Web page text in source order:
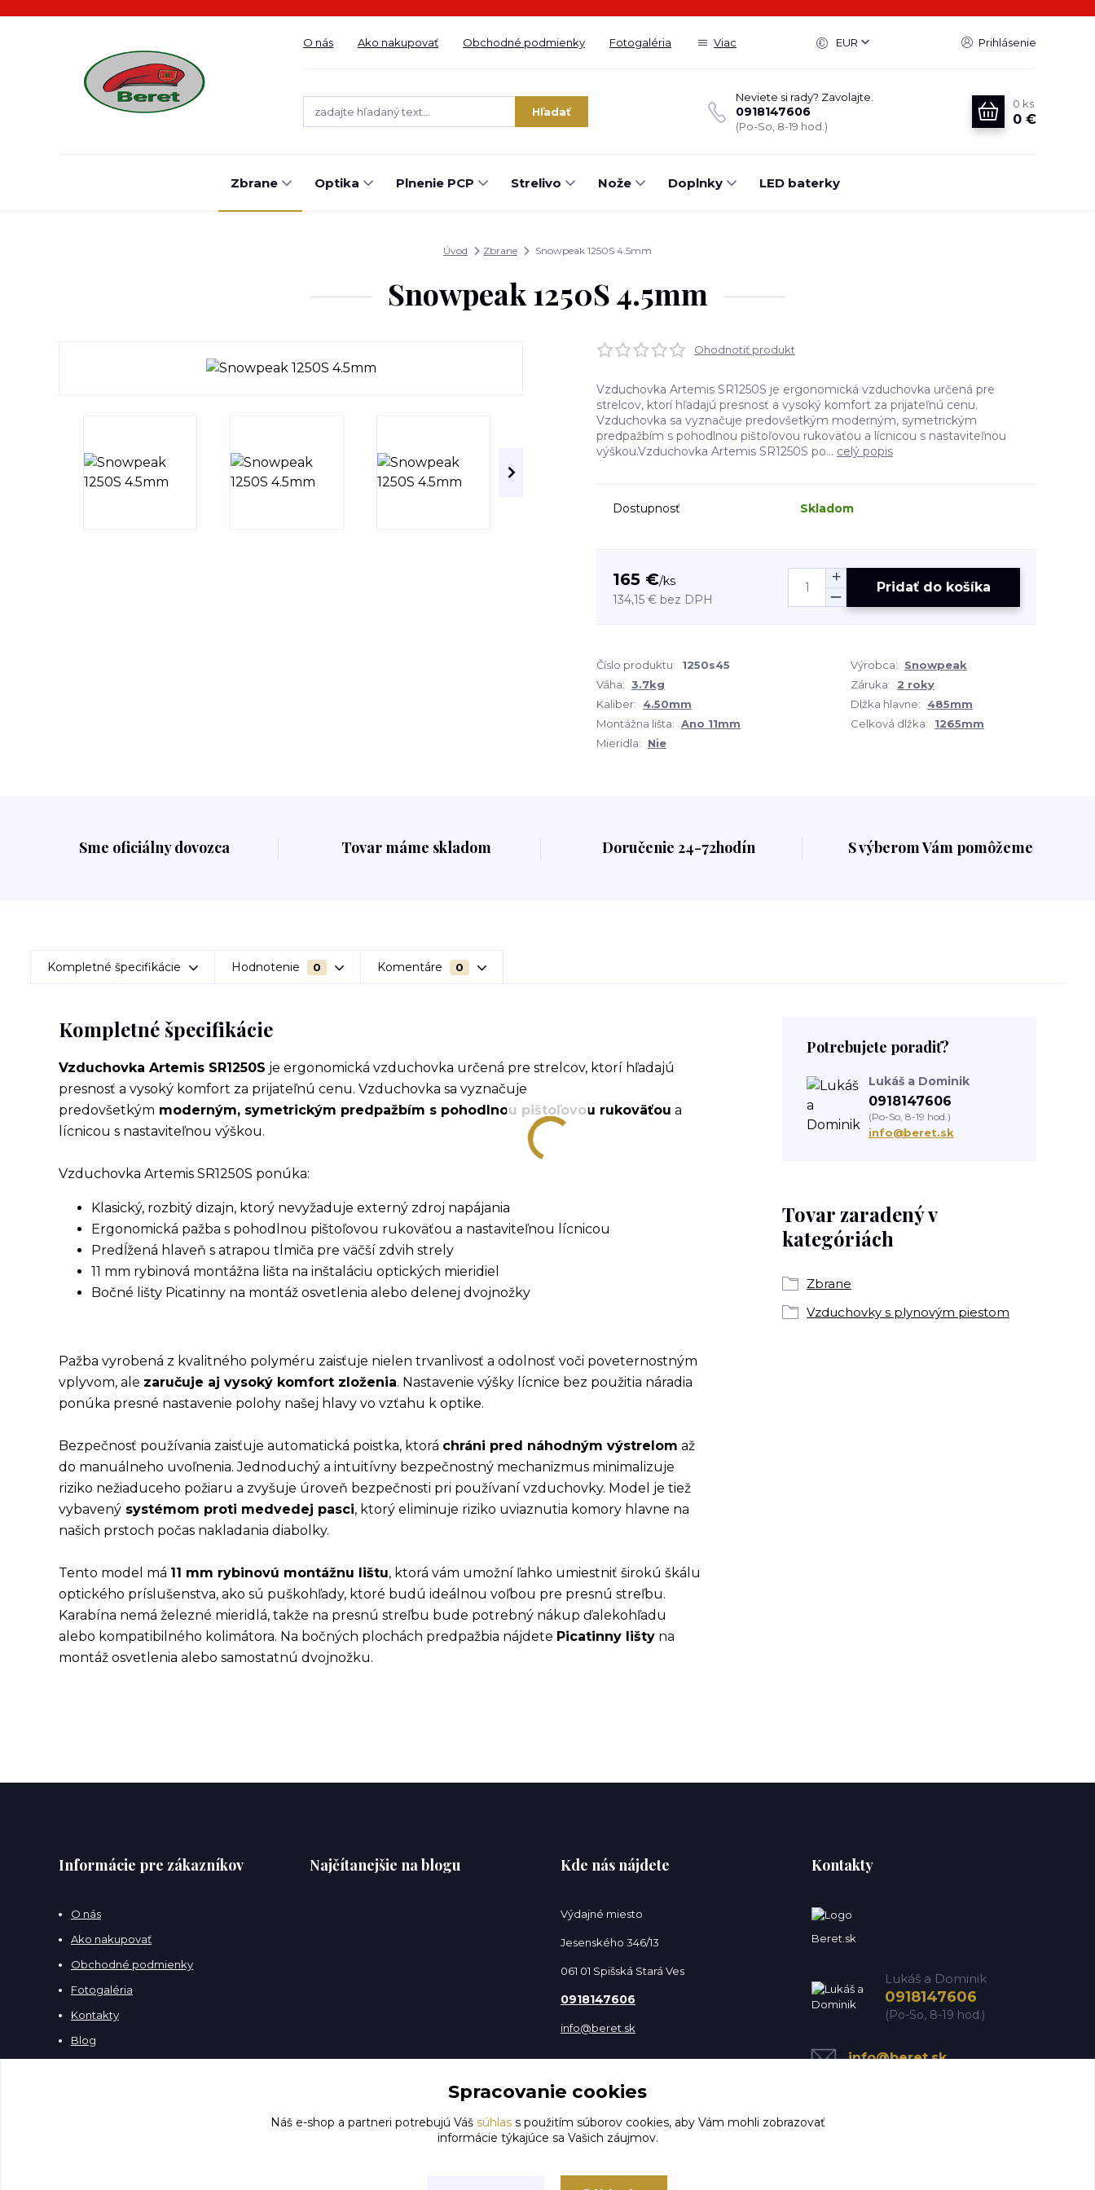
O nás Ako nakupovať Obchodné podmienky Fotogaléria Viac EUR Prihlásenie
Hľadať
Neviete si rady? Zavolajte.
0918147606
(Po-So, 8-19 hod.)
0 ks
0 €
Zbrane Optika Plnenie PCP Strelivo Nože Doplnky LED baterky
Úvod Zbrane Snowpeak 1250S 4.5mm
Snowpeak 1250S 4.5mm
Ohodnotiť produkt
Vzduchovka Artemis SR1250S je ergonomická vzduchovka určená pre
strelcov, ktorí hľadajú presnosť a vysoký komfort za prijateľnú cenu.
Vzduchovka sa vyznačuje predovšetkým moderným, symetrickým
predpažbím s pohodlnou pištoľovou rukoväťou a lícnicou s nastaviteľnou
výškou.Vzduchovka Artemis SR1250S po... celý popis
Dostupnosť Skladom
165 €/ks
134,15 € bez DPH
Pridať do košíka
Číslo produktu: 1250s45 Výrobca:
Snowpeak
Váha: 3.7kg Záruka:
2 roky
Kaliber:
4.50mm Dlžka hlavne:
485mm
Montážna lišta: Ano 11mm Celková dlžka:
1265mm
Mieridla:
Nie
Sme oficiálny dovozca Tovar máme skladom Doručenie 24-72hodín S výberom Vám pomôžeme
Kompletné špecifikácie Hodnotenie 0 Komentáre 0
Kompletné špecifikácie
Vzduchovka Artemis SR1250S je ergonomická vzduchovka určená pre strelcov, ktorí hľadajú
presnosť a vysoký komfort za prijateľnú cenu. Vzduchovka sa vyznačuje
predovšetkým moderným, symetrickým predpažbím s pohodlnou pištoľovou rukoväťou a
lícnicou s nastaviteľnou výškou.
Vzduchovka Artemis SR1250S ponúka:
Klasický, rozbitý dizajn, ktorý nevyžaduje externý zdroj napájania
Ergonomická pažba s pohodlnou pištoľovou rukoväťou a nastaviteľnou lícnicou
Predĺžená hlaveň s atrapou tlmiča pre väčší zdvih strely
11 mm rybinová montážna lišta na inštaláciu optických mieridiel
Bočné lišty Picatinny na montáž osvetlenia alebo delenej dvojnožky
Pažba vyrobená z kvalitného polyméru zaisťuje nielen trvanlivosť a odolnosť voči poveternostným
vplyvom, ale zaručuje aj vysoký komfort zloženia. Nastavenie výšky lícnice bez použitia náradia
ponúka presné nastavenie polohy našej hlavy vo vzťahu k optike.
Bezpečnosť používania zaisťuje automatická poistka, ktorá chráni pred náhodným výstrelom až
do manuálneho uvoľnenia. Jednoduchý a intuitívny bezpečnostný mechanizmus minimalizuje
riziko nežiaduceho požiaru a zvyšuje úroveň bezpečnosti pri používaní vzduchovky. Model je tiež
vybavený systémom proti medvedej pasci, ktorý eliminuje riziko uviaznutia komory hlavne na
našich prstoch počas nakladania diabolky.
Tento model má 11 mm rybinovú montážnu lištu, ktorá vám umožní ľahko umiestniť širokú škálu
optického príslušenstva, ako sú puškohľady, ktoré budú ideálnou voľbou pre presnú streľbu.
Karabína nemá železné mieridlá, takže na presnú streľbu bude potrebný nákup ďalekohľadu
alebo kompatibilného kolimátora. Na bočných plochách predpažbia nájdete Picatinny lišty na
montáž osvetlenia alebo samostatnú dvojnožku.
Tovar zaradený v
kategóriách
Zbrane
Vzduchovky s plynovým piestom
Potrebujete poradiť?
Lukáš a Dominik
0918147606
(Po-So, 8-19 hod.)
info@beret.sk
Informácie pre zákazníkov
O nás
Ako nakupovať
Obchodné podmienky
Fotogaléria
Kontakty
Blog
Najčítanejšie na blogu Kde nás nájdete
Výdajné miesto
Jesenského 346/13
061 01 Spišská Stará Ves
0918147606
info@beret.sk
Kontakty
Beret.sk
Lukáš a Dominik
0918147606
(Po-So, 8-19 hod.)
info@beret.sk
Spracovanie cookies
Náš e-shop a partneri potrebujú Váš súhlass použitím súborov cookies, aby Vám mohli zobrazovať
informácie týkajúce sa Vašich záujmov.